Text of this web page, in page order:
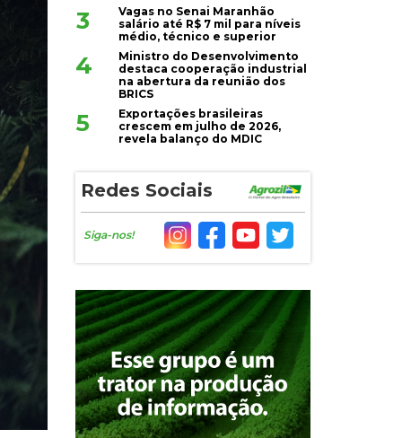
3
Vagas no Senai Maranhão
salário até R$ 7 mil para níveis
médio, técnico e superior
4
Ministro do Desenvolvimento
destaca cooperação industrial
na abertura da reunião dos
BRICS
5
Exportações brasileiras
crescem em julho de 2026,
revela balanço do MDIC
Redes Sociais
Siga-nos!